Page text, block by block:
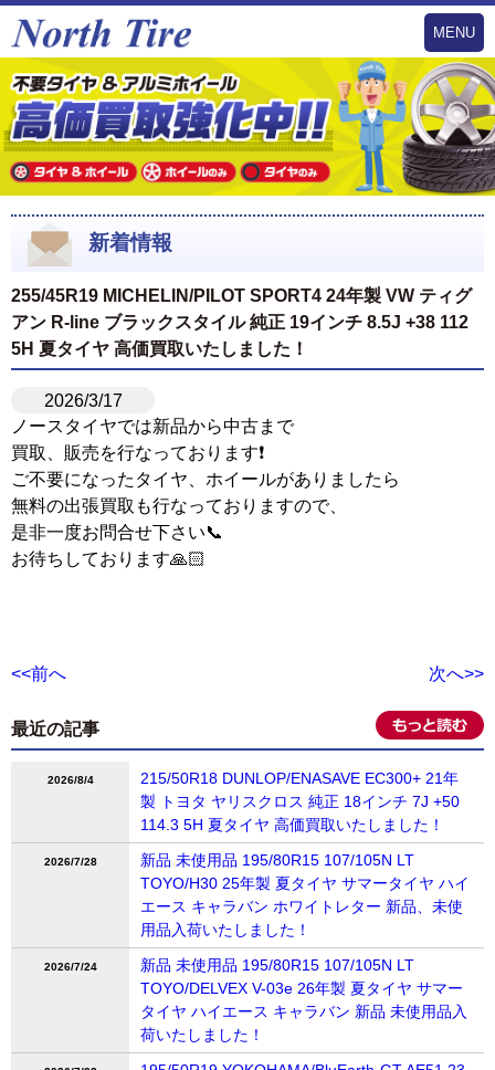
MENU
新着情報
255/45R19 MICHELIN/PILOT SPORT4 24年製 VW ティグ
アン R-line ブラックスタイル 純正 19インチ 8.5J +38 112
5H 夏タイヤ 高価買取いたしました！
2026/3/17
ノースタイヤでは新品から中古まで
買取、販売を行なっております❗️
ご不要になったタイヤ、ホイールがありましたら
無料の出張買取も行なっておりますので、
是非一度お問合せ下さい📞
お待ちしております🙏🏻
<<前へ 次へ>>
最近の記事
2026/8/4
215/50R18 DUNLOP/ENASAVE EC300+ 21年
製 トヨタ ヤリスクロス 純正 18インチ 7J +50
114.3 5H 夏タイヤ 高価買取いたしました！
2026/7/28
新品 未使用品 195/80R15 107/105N LT
TOYO/H30 25年製 夏タイヤ サマータイヤ ハイ
エース キャラバン ホワイトレター 新品、未使
用品入荷いたしました！
2026/7/24
新品 未使用品 195/80R15 107/105N LT
TOYO/DELVEX V-03e 26年製 夏タイヤ サマー
タイヤ ハイエース キャラバン 新品 未使用品入
荷いたしました！